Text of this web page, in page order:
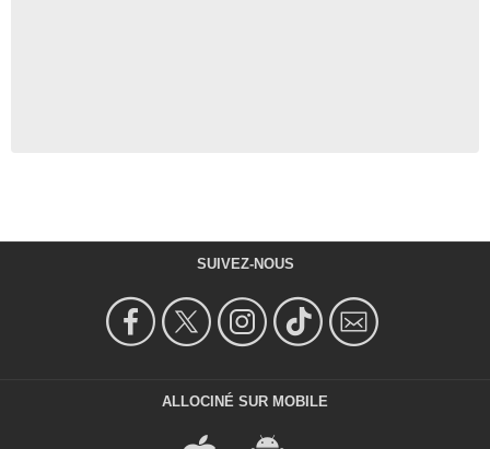
SUIVEZ-NOUS
ALLOCINÉ SUR MOBILE